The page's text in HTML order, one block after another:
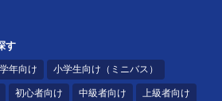
す
年向け 小学生向け（ミニバス）
初心者向け 中級者向け 上級者向け